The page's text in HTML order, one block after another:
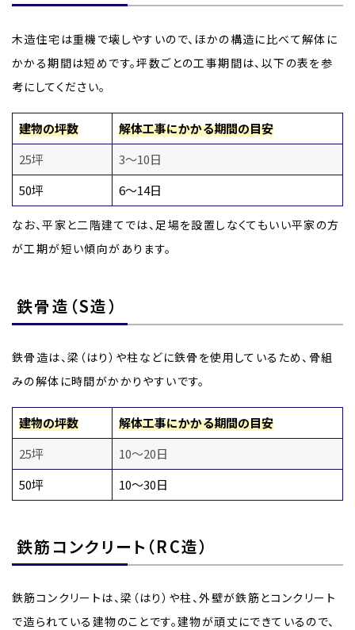
木造住宅は重機で壊しやすいので、ほかの構造に比べて解体に
かかる期間は短めです。坪数ごとの工事期間は、以下の表を参
考にしてください。
建物の坪数
解体工事にかかる期間の目安
25坪
3〜10日
50坪
6〜14日
なお、平家と二階建てでは、足場を設置しなくてもいい平家の方
が工期が短い傾向があります。
鉄骨造（S造）
鉄骨造は、梁（はり）や柱などに鉄骨を使用しているため、骨組
みの解体に時間がかかりやすいです。
建物の坪数
解体工事にかかる期間の目安
25坪
10〜20日
50坪
10〜30日
鉄筋コンクリート（RC造）
鉄筋コンクリートは、梁（はり）や柱、外壁が鉄筋とコンクリート
で造られている建物のことです。建物が頑丈にできているので、